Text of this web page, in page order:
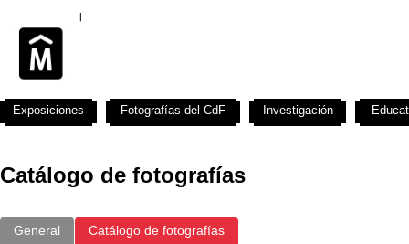
Catálogo de fotografías
General Catálogo de fotografías
Exposiciones Fotografías del CdF Investigación